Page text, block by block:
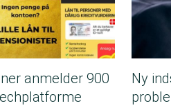
anmelder 900
Ny